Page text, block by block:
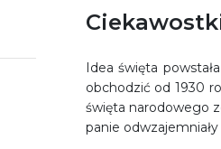
Idea święta
obchodzić od 1930
święta narodowego
panie